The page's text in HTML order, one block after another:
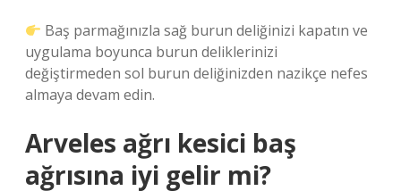
Baş parmağınızla sağ burun deliğinizi kapatın ve
uygulama boyunca burun deliklerinizi
değiştirmeden sol burun deliğinizden nazikçe nefes
almaya devam edin.
Arveles ağrı kesici baş
ağrısına iyi gelir mi?